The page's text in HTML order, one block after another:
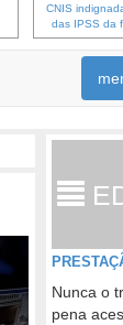
CNIS
das IPSS da
Nunca o
pena